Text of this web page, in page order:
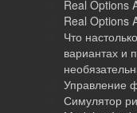
Real Options
Real Options
Что
вариантах и
Управление
Симулятор